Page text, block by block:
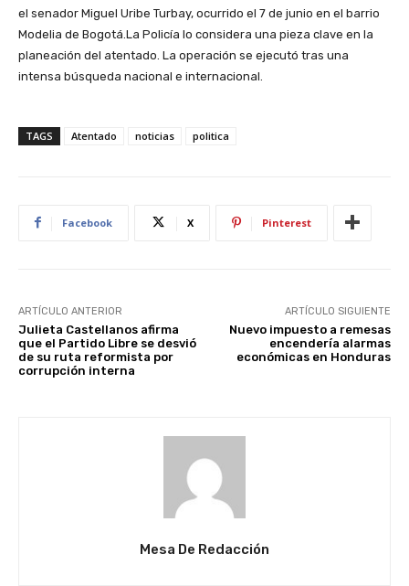
el senador Miguel Uribe Turbay, ocurrido el 7 de junio en el barrio
Modelia de Bogotá.La Policía lo considera una pieza clave en la
planeación del atentado. La operación se ejecutó tras una
intensa búsqueda nacional e internacional.
TAGS Atentado noticias politica
Facebook X Pinterest
ARTÍCULO ANTERIOR
Julieta Castellanos afirma
que el Partido Libre se desvió
de su ruta reformista por
corrupción interna
ARTÍCULO SIGUIENTE
Nuevo impuesto a remesas
encendería alarmas
económicas en Honduras
Mesa De Redacción